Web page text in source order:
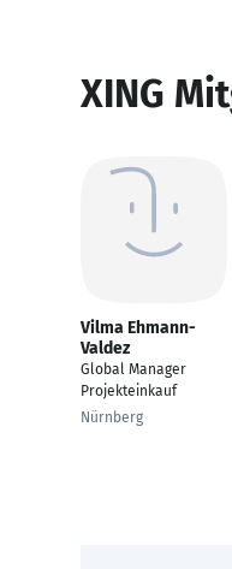
XING
Vilma Ehmann-
Valdez
Global Manager
Projekteinkauf
Nürnberg